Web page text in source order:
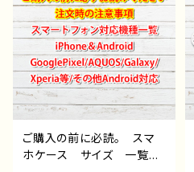
ご購入の前に必読。 スマ
ホケース サイズ 一覧